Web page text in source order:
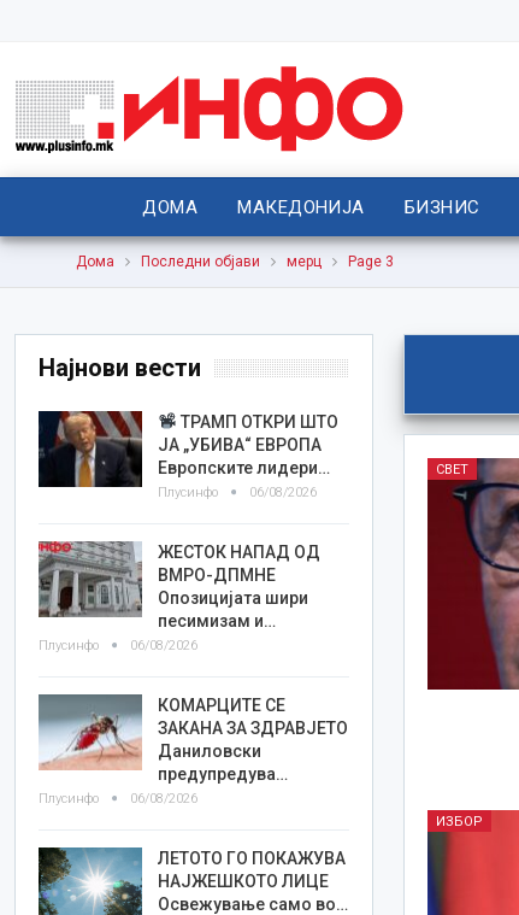
ДОМА МАКЕДОНИЈА БИЗНИС
Дома Последни објави мерц Page 3
СВЕТ
ИЗБОР
Најнови вести
ТРАМП ОТКРИ ШТО
ЈА „УБИВА“ ЕВРОПА
Европските лидери…
Плусинфо 06/08/2026
ЖЕСТОК НАПАД ОД
ВМРО-ДПМНЕ
Опозицијата шири
песимизам и…
Плусинфо 06/08/2026
КОМАРЦИТЕ СЕ
ЗАКАНА ЗА ЗДРАВЈЕТО
Даниловски
предупредува…
Плусинфо 06/08/2026
ЛЕТОТО ГО ПОКАЖУВА
НАЈЖЕШКОТО ЛИЦE
Освежување само во…